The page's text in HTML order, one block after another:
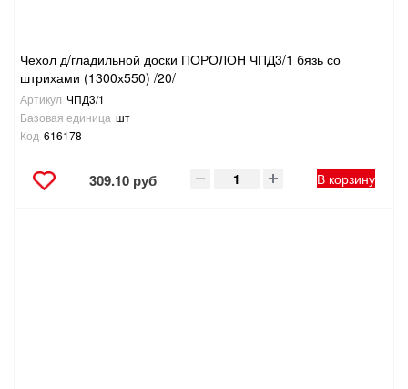
Чехол д/гладильной доски ПОРОЛОН ЧПД3/1 бязь со
штрихами (1300х550) /20/
Артикул ЧПД3/1
Базовая единица шт
Код 616178
309.10 руб В корзину